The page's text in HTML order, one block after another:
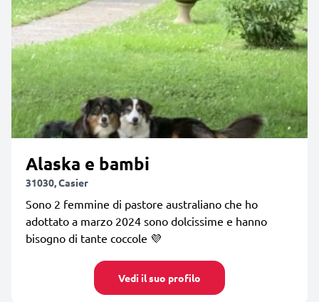
Alaska e bambi
31030, Casier
Sono 2 femmine di pastore australiano che ho
adottato a marzo 2024 sono dolcissime e hanno
bisogno di tante coccole 💜
Vedi il suo profilo